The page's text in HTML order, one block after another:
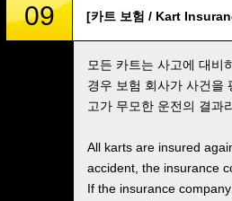
09 [카트 보험 / Kart
모든 카트는 사고에 대비
경우 보험 회사가 사건을
고가 무모한 운전의 결과
All karts are insured
accident, the insurance
If the insurance